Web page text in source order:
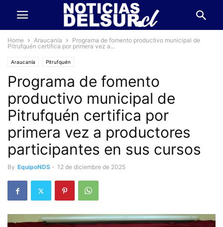
Home Araucanía
Programa de fomento productivo municipal de
Pitrufquén certifica por primera vez a...
Araucanía Pitrufquén
Programa de fomento
productivo municipal de
Pitrufquén certifica por
primera vez a productores
participantes en sus cursos
By EquipoNDS - 12 de diciembre de 2025